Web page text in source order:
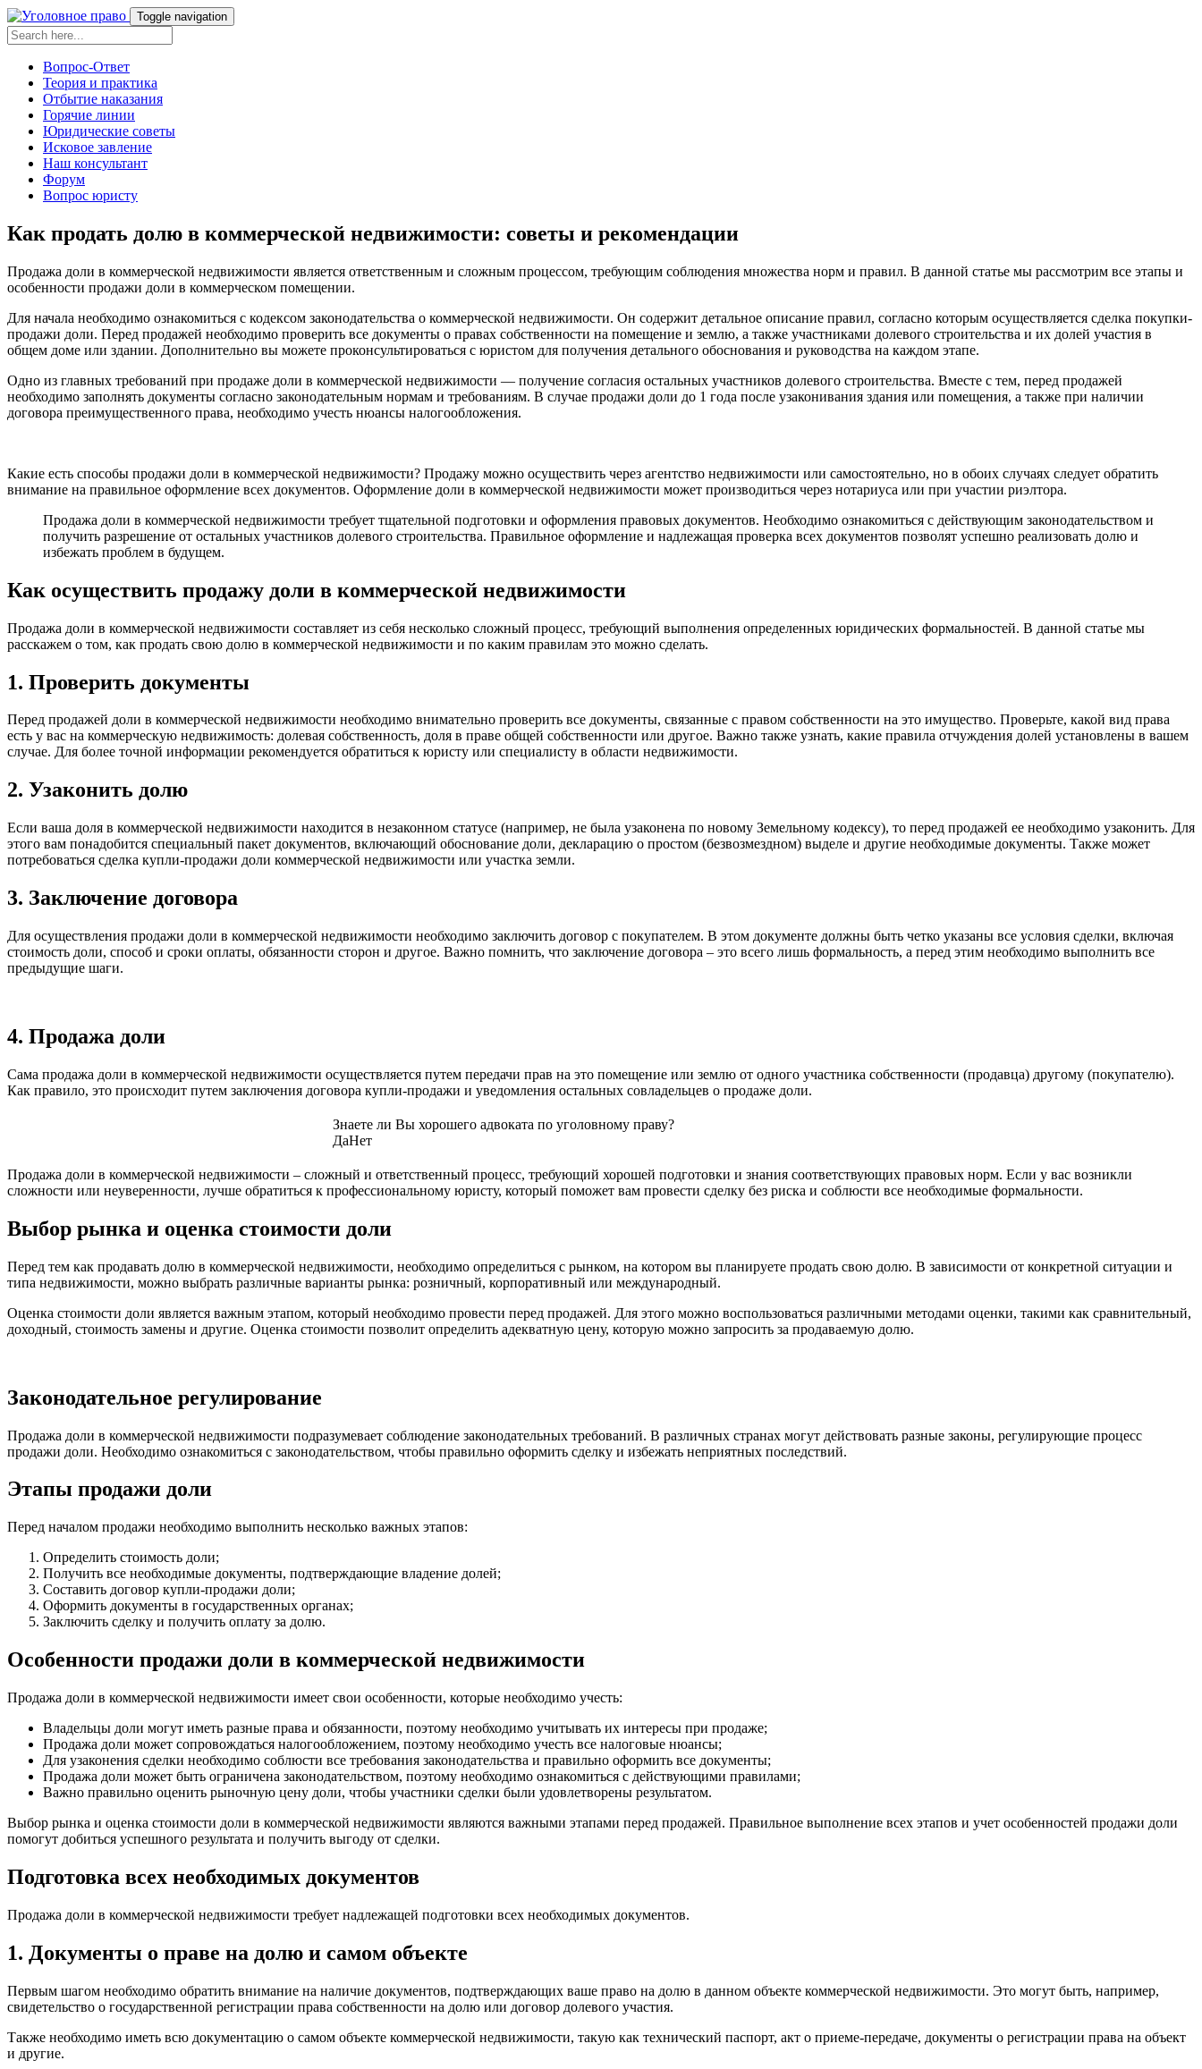
Toggle navigation
Вопрос-Ответ
Теория и практика
Отбытие наказания
Горячие линии
Юридические советы
Исковое завление
Наш консультант
Форум
Вопрос юристу
Как продать долю в коммерческой недвижимости: советы и рекомендации
Продажа доли в коммерческой недвижимости является ответственным и сложным процессом, требующим соблюдения множества норм и правил. В данной статье мы рассмотрим все этапы и
особенности продажи доли в коммерческом помещении.
Для начала необходимо ознакомиться с кодексом законодательства о коммерческой недвижимости. Он содержит детальное описание правил, согласно которым осуществляется сделка покупки-
продажи доли. Перед продажей необходимо проверить все документы о правах собственности на помещение и землю, а также участниками долевого строительства и их долей участия в
общем доме или здании. Дополнительно вы можете проконсультироваться с юристом для получения детального обоснования и руководства на каждом этапе.
Одно из главных требований при продаже доли в коммерческой недвижимости — получение согласия остальных участников долевого строительства. Вместе с тем, перед продажей
необходимо заполнять документы согласно законодательным нормам и требованиям. В случае продажи доли до 1 года после узаконивания здания или помещения, а также при наличии
договора преимущественного права, необходимо учесть нюансы налогообложения.
Какие есть способы продажи доли в коммерческой недвижимости? Продажу можно осуществить через агентство недвижимости или самостоятельно, но в обоих случаях следует обратить
внимание на правильное оформление всех документов. Оформление доли в коммерческой недвижимости может производиться через нотариуса или при участии риэлтора.
Продажа доли в коммерческой недвижимости требует тщательной подготовки и оформления правовых документов. Необходимо ознакомиться с действующим законодательством и
получить разрешение от остальных участников долевого строительства. Правильное оформление и надлежащая проверка всех документов позволят успешно реализовать долю и
избежать проблем в будущем.
Как осуществить продажу доли в коммерческой недвижимости
Продажа доли в коммерческой недвижимости составляет из себя несколько сложный процесс, требующий выполнения определенных юридических формальностей. В данной статье мы
расскажем о том, как продать свою долю в коммерческой недвижимости и по каким правилам это можно сделать.
1. Проверить документы
Перед продажей доли в коммерческой недвижимости необходимо внимательно проверить все документы, связанные с правом собственности на это имущество. Проверьте, какой вид права
есть у вас на коммерческую недвижимость: долевая собственность, доля в праве общей собственности или другое. Важно также узнать, какие правила отчуждения долей установлены в вашем
случае. Для более точной информации рекомендуется обратиться к юристу или специалисту в области недвижимости.
2. Узаконить долю
Если ваша доля в коммерческой недвижимости находится в незаконном статусе (например, не была узаконена по новому Земельному кодексу), то перед продажей ее необходимо узаконить. Для
этого вам понадобится специальный пакет документов, включающий обоснование доли, декларацию о простом (безвозмездном) выделе и другие необходимые документы. Также может
потребоваться сделка купли-продажи доли коммерческой недвижимости или участка земли.
3. Заключение договора
Для осуществления продажи доли в коммерческой недвижимости необходимо заключить договор с покупателем. В этом документе должны быть четко указаны все условия сделки, включая
стоимость доли, способ и сроки оплаты, обязанности сторон и другое. Важно помнить, что заключение договора – это всего лишь формальность, а перед этим необходимо выполнить все
предыдущие шаги.
4. Продажа доли
Сама продажа доли в коммерческой недвижимости осуществляется путем передачи прав на это помещение или землю от одного участника собственности (продавца) другому (покупателю).
Как правило, это происходит путем заключения договора купли-продажи и уведомления остальных совладельцев о продаже доли.
Знаете ли Вы хорошего адвоката по уголовному праву?
ДаНет
Продажа доли в коммерческой недвижимости – сложный и ответственный процесс, требующий хорошей подготовки и знания соответствующих правовых норм. Если у вас возникли
сложности или неуверенности, лучше обратиться к профессиональному юристу, который поможет вам провести сделку без риска и соблюсти все необходимые формальности.
Выбор рынка и оценка стоимости доли
Перед тем как продавать долю в коммерческой недвижимости, необходимо определиться с рынком, на котором вы планируете продать свою долю. В зависимости от конкретной ситуации и
типа недвижимости, можно выбрать различные варианты рынка: розничный, корпоративный или международный.
Оценка стоимости доли является важным этапом, который необходимо провести перед продажей. Для этого можно воспользоваться различными методами оценки, такими как сравнительный,
доходный, стоимость замены и другие. Оценка стоимости позволит определить адекватную цену, которую можно запросить за продаваемую долю.
Законодательное регулирование
Продажа доли в коммерческой недвижимости подразумевает соблюдение законодательных требований. В различных странах могут действовать разные законы, регулирующие процесс
продажи доли. Необходимо ознакомиться с законодательством, чтобы правильно оформить сделку и избежать неприятных последствий.
Этапы продажи доли
Перед началом продажи необходимо выполнить несколько важных этапов:
Определить стоимость доли;
Получить все необходимые документы, подтверждающие владение долей;
Составить договор купли-продажи доли;
Оформить документы в государственных органах;
Заключить сделку и получить оплату за долю.
Особенности продажи доли в коммерческой недвижимости
Продажа доли в коммерческой недвижимости имеет свои особенности, которые необходимо учесть:
Владельцы доли могут иметь разные права и обязанности, поэтому необходимо учитывать их интересы при продаже;
Продажа доли может сопровождаться налогообложением, поэтому необходимо учесть все налоговые нюансы;
Для узаконения сделки необходимо соблюсти все требования законодательства и правильно оформить все документы;
Продажа доли может быть ограничена законодательством, поэтому необходимо ознакомиться с действующими правилами;
Важно правильно оценить рыночную цену доли, чтобы участники сделки были удовлетворены результатом.
Выбор рынка и оценка стоимости доли в коммерческой недвижимости являются важными этапами перед продажей. Правильное выполнение всех этапов и учет особенностей продажи доли
помогут добиться успешного результата и получить выгоду от сделки.
Подготовка всех необходимых документов
Продажа доли в коммерческой недвижимости требует надлежащей подготовки всех необходимых документов.
1. Документы о праве на долю и самом объекте
Первым шагом необходимо обратить внимание на наличие документов, подтверждающих ваше право на долю в данном объекте коммерческой недвижимости. Это могут быть, например,
свидетельство о государственной регистрации права собственности на долю или договор долевого участия.
Также необходимо иметь всю документацию о самом объекте коммерческой недвижимости, такую как технический паспорт, акт о приеме-передаче, документы о регистрации права на объект
и другие.